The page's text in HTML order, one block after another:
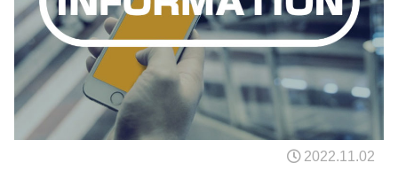
2022.11.02